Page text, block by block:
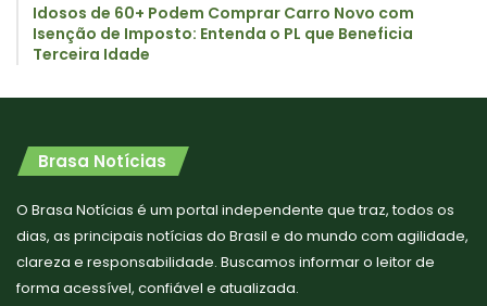
Idosos de 60+ Podem Comprar Carro Novo com
Isenção de Imposto: Entenda o PL que Beneficia
Terceira Idade
Brasa Notícias
O Brasa Notícias é um portal independente que traz, todos os
dias, as principais notícias do Brasil e do mundo com agilidade,
clareza e responsabilidade. Buscamos informar o leitor de
forma acessível, confiável e atualizada.